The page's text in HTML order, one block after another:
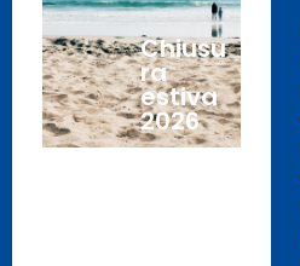
Chiusu
ra
estiva
2026